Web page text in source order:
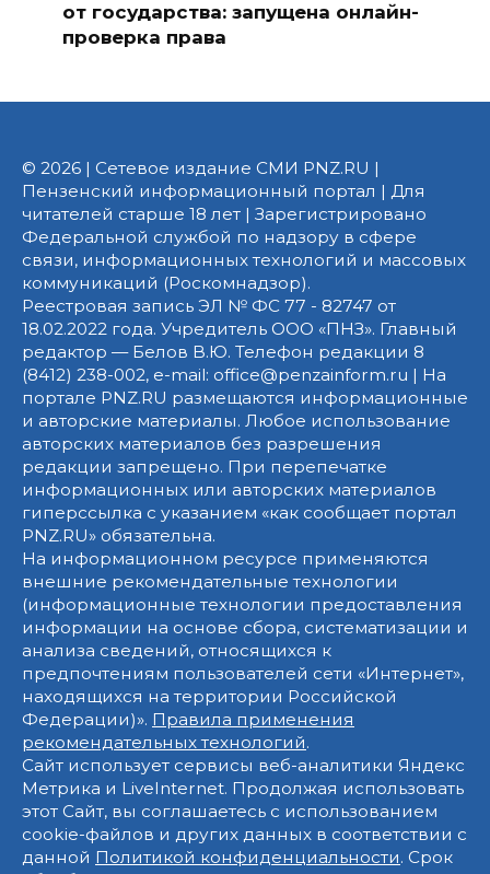
от государства: запущена онлайн-
проверка права
© 2026 | Сетевое издание СМИ PNZ.RU |
Пензенский информационный портал | Для
читателей старше 18 лет | Зарегистрировано
Федеральной службой по надзору в сфере
связи, информационных технологий и массовых
коммуникаций (Роскомнадзор).
Реестровая запись ЭЛ № ФС 77 - 82747 от
18.02.2022 года. Учредитель ООО «ПНЗ». Главный
редактор — Белов В.Ю. Телефон редакции 8
(8412) 238-002, e-mail: office@penzainform.ru | На
портале PNZ.RU размещаются информационные
и авторские материалы. Любое использование
авторских материалов без разрешения
редакции запрещено. При перепечатке
информационных или авторских материалов
гиперссылка с указанием «как сообщает портал
PNZ.RU» обязательна.
На информационном ресурсе применяются
внешние рекомендательные технологии
(информационные технологии предоставления
информации на основе сбора, систематизации и
анализа сведений, относящихся к
предпочтениям пользователей сети «Интернет»,
находящихся на территории Российской
Федерации)». Правила применения
рекомендательных технологий.
Сайт использует сервисы веб-аналитики Яндекс
Метрика и LiveInternet. Продолжая использовать
этот Сайт, вы соглашаетесь с использованием
cookie-файлов и других данных в соответствии с
данной Политикой конфиденциальности. Срок